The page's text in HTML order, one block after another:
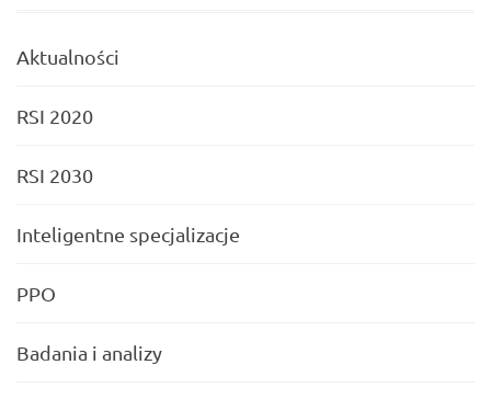
Aktualności
RSI 2020
RSI 2030
Inteligentne specjalizacje
PPO
Badania i analizy